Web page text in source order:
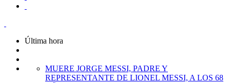
Última hora
MUERE JORGE MESSI, PADRE Y
REPRESENTANTE DE LIONEL MESSI, A LOS 68